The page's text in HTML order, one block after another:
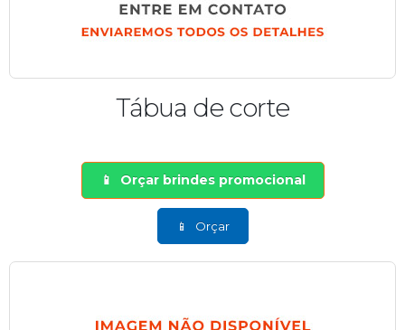
Tábua de corte
Orçar brindes promocional
Orçar